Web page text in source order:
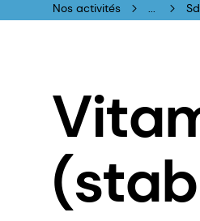
Nos activités ...